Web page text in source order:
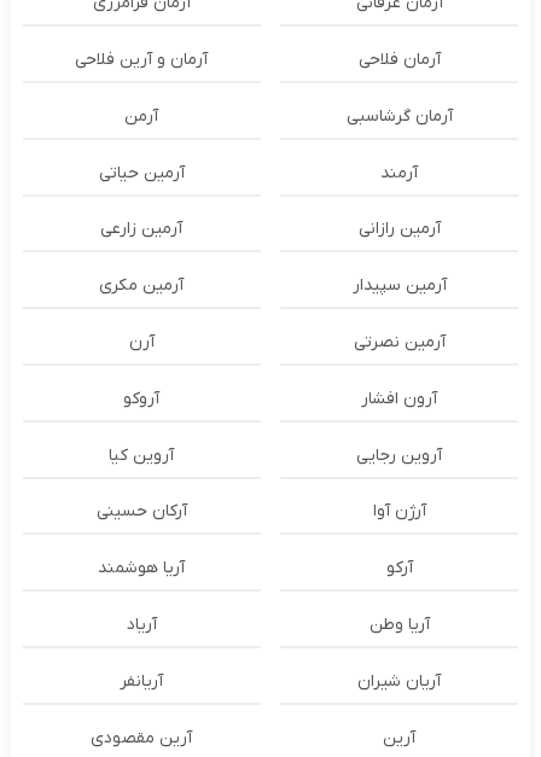
آرمان فلاحی آرمان و آرین فلاحی
آرمان گرشاسبی آرمن
آرمند آرمین حیاتی
آرمین رازانی آرمین زارعی
آرمین سپیدار آرمین مکری
آرمین نصرتی آرن
آرون افشار آروکو
آروین رجایی آروین کیا
آرژن آوا آرکان حسینی
آرکو آریا هوشمند
آریا وطن آریاد
آریان شیران آریانفر
آرین آرین مقصودی